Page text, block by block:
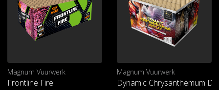
Magnum Vuurwerk
Frontline Fire
Magnum Vuurwerk
Dynamic Chrysanthemum